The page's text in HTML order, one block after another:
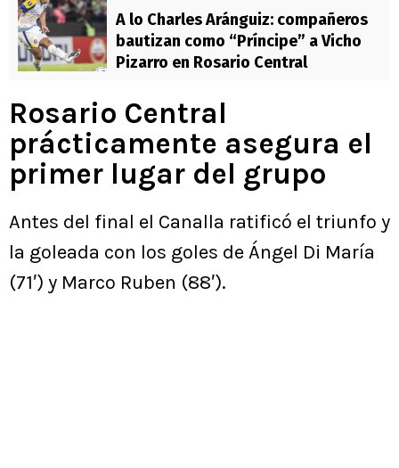
A lo Charles Aránguiz: compañeros
bautizan como “Príncipe” a Vicho
Pizarro en Rosario Central
Rosario Central
prácticamente asegura el
primer lugar del grupo
Antes del final el Canalla ratificó el triunfo y
la goleada con los goles de Ángel Di María
(71′) y Marco Ruben (88′).